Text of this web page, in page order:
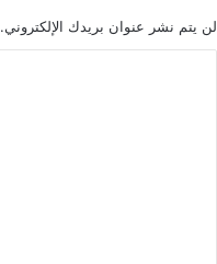
لن يتم نشر عنوان بريدك الإلكتروني.